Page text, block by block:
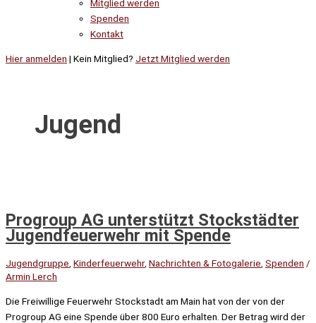
Mitglied werden
Spenden
Kontakt
Hier anmelden | Kein Mitglied? Jetzt Mitglied werden
Jugend
Progroup AG unterstützt Stockstädter
Jugendfeuerwehr mit Spende
Jugendgruppe, Kinderfeuerwehr, Nachrichten & Fotogalerie, Spenden /
Armin Lerch
Die Freiwillige Feuerwehr Stockstadt am Main hat von der von der
Progroup AG eine Spende über 800 Euro erhalten. Der Betrag wird der